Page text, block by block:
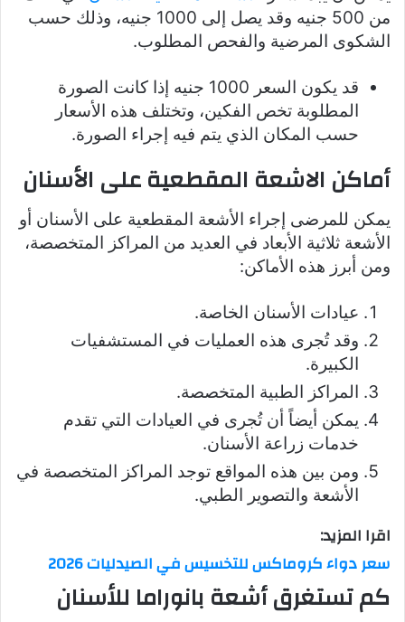
من 500 جنيه وقد يصل إلى 1000 جنيه، وذلك حسب
الشكوى المرضية والفحص المطلوب.
قد يكون السعر 1000 جنيه إذا كانت الصورة
المطلوبة تخص الفكين، وتختلف هذه الأسعار
حسب المكان الذي يتم فيه إجراء الصورة.
أماكن الاشعة المقطعية على الأسنان
يمكن للمرضى إجراء الأشعة المقطعية على الأسنان أو
الأشعة ثلاثية الأبعاد في العديد من المراكز المتخصصة،
ومن أبرز هذه الأماكن:
عيادات الأسنان الخاصة.
وقد تُجرى هذه العمليات في المستشفيات
الكبيرة.
المراكز الطبية المتخصصة.
يمكن أيضاً أن تُجرى في العيادات التي تقدم
خدمات زراعة الأسنان.
ومن بين هذه المواقع توجد المراكز المتخصصة في
الأشعة والتصوير الطبي.
اقرا المزيد:
سعر دواء كروماكس للتخسيس في الصيدليات 2026
كم تستغرق أشعة بانوراما للأسنان